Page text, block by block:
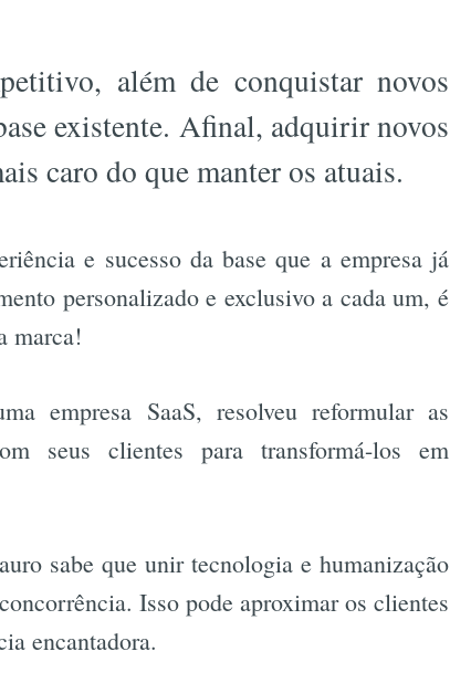
além de conquistar novos
existente. Afinal, adquirir novos
caro do que manter os atuais.
e sucesso da base que a empresa já
personalizado e exclusivo a cada um, é
marca!
empresa SaaS, resolveu reformular as
seus clientes para transformá-los em
sabe que unir tecnologia e humanização
Isso pode aproximar os clientes
encantadora.